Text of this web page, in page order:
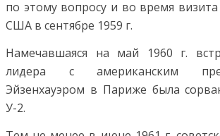
по этому вопросу и во время
США в сентябре 1959 г.
Намечавшаяся на май 1960 г.
лидера с американским
Эйзенхауэром в Париже была
У-2.